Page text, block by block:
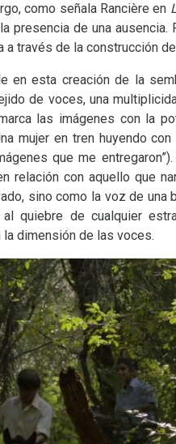
como señala Rancière en
presencia de una ausencia.
través de la construcción
en esta creación de la
de voces, una
las imágenes con la
mujer en tren huyendo con
que me
relación con aquello que
sino como la voz de una
quiebre de cualquier
la dimensión de las voces.